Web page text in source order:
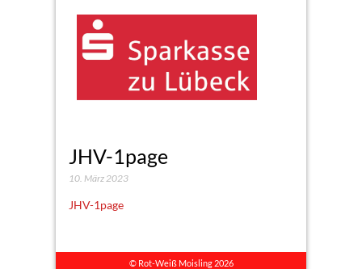
JHV-1page
10. März 2023
JHV-1page
© Rot-Weiß Moisling 2026